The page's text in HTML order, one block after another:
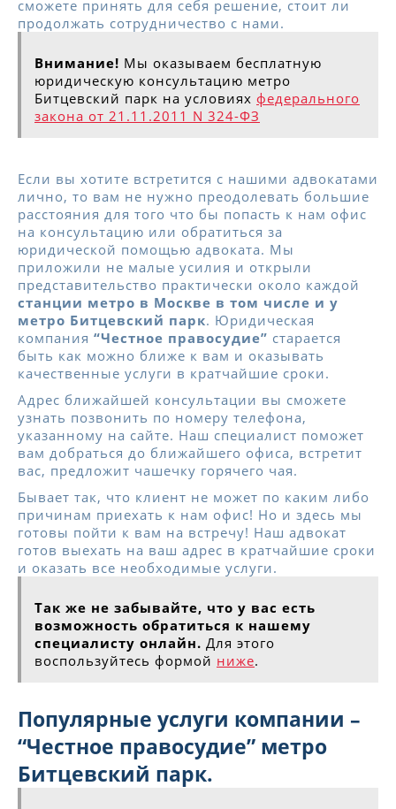
сможете принять для себя решение, стоит ли
продолжать сотрудничество с нами.
Внимание! Мы оказываем бесплатную
юридическую консультацию метро
Битцевский парк на условиях федерального
закона от 21.11.2011 N 324-ФЗ
Если вы хотите встретится с нашими адвокатами
лично, то вам не нужно преодолевать большие
расстояния для того что бы попасть к нам офис
на консультацию или обратиться за
юридической помощью адвоката. Мы
приложили не малые усилия и открыли
представительство практически около каждой
станции метро в Москве в том числе и у
метро Битцевский парк. Юридическая
компания “Честное правосудие” старается
быть как можно ближе к вам и оказывать
качественные услуги в кратчайшие сроки.
Адрес ближайшей консультации вы сможете
узнать позвонить по номеру телефона,
указанному на сайте. Наш специалист поможет
вам добраться до ближайшего офиса, встретит
вас, предложит чашечку горячего чая.
Бывает так, что клиент не может по каким либо
причинам приехать к нам офис! Но и здесь мы
готовы пойти к вам на встречу! Наш адвокат
готов выехать на ваш адрес в кратчайшие сроки
и оказать все необходимые услуги.
Так же не забывайте, что у вас есть
возможность обратиться к нашему
специалисту онлайн. Для этого
воспользуйтесь формой ниже.
Популярные услуги компании –
“Честное правосудие” метро
Битцевский парк.